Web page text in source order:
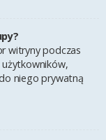
witryny podczas
niego prywatną